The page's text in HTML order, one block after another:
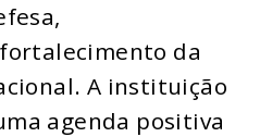
da
A instituição
agenda positiva